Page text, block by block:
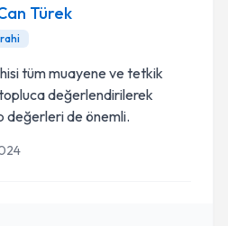
Türek
tüm muayene ve tetkik
değerlendirilerek
değerleri de önemli.